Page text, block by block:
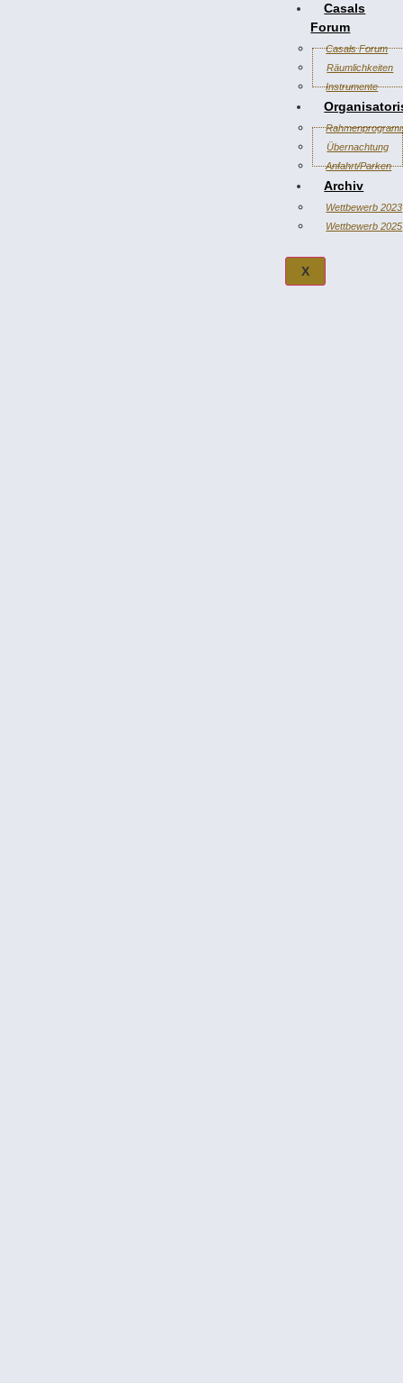
Casals
Forum
Casals Forum
Räumlichkeiten
Instrumente
Übernachtung
Anfahrt/Parken
Archiv
Wettbewerb 2023
Wettbewerb 2025
X